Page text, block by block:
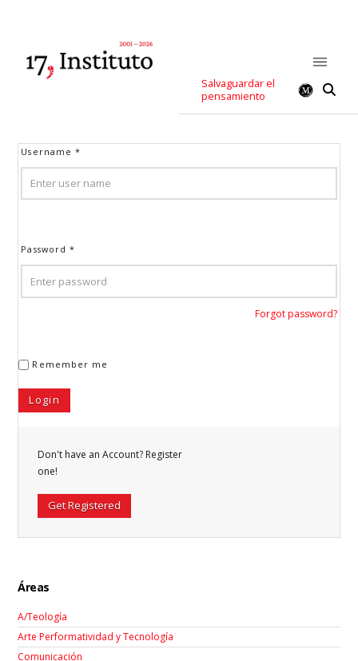
Salvaguardar el
pensamiento
Username*
Password*
Forgot password?
Remember me
Don't have an Account? Register
one!
Get Registered
Áreas
A/Teología
Arte Performatividad y Tecnología
Comunicación